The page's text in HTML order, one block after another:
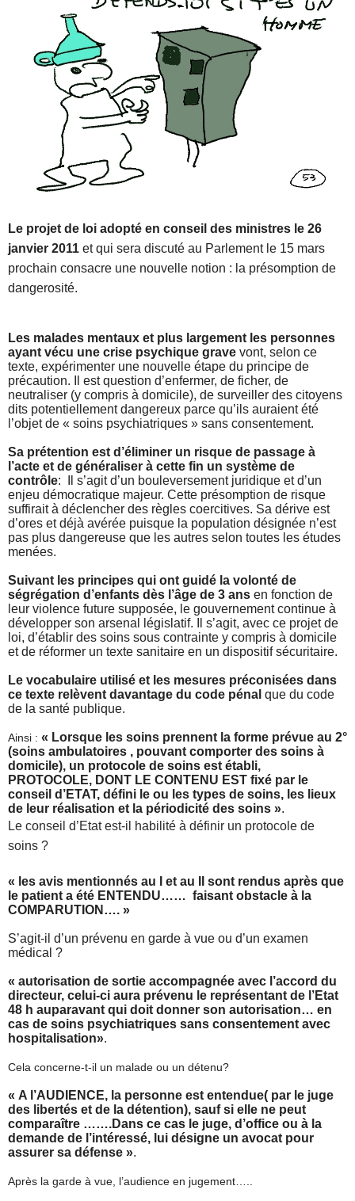
Le projet de loi adopté en conseil des ministres le 26
janvier 2011 et qui sera discuté au Parlement le 15 mars
prochain consacre une nouvelle notion : la présomption de
dangerosité.
Les malades mentaux et plus largement les personnes
ayant vécu une crise psychique grave vont, selon ce
texte, expérimenter une nouvelle étape du principe de
précaution. Il est question d’enfermer, de ficher, de
neutraliser (y compris à domicile), de surveiller des citoyens
dits potentiellement dangereux parce qu’ils auraient été
l’objet de « soins psychiatriques » sans consentement.
Sa prétention est d’éliminer un risque de passage à
l’acte et de généraliser à cette fin un système de
contrôle: Il s’agit d’un bouleversement juridique et d’un
enjeu démocratique majeur. Cette présomption de risque
suffirait à déclencher des règles coercitives. Sa dérive est
d’ores et déjà avérée puisque la population désignée n’est
pas plus dangereuse que les autres selon toutes les études
menées.
Suivant les principes qui ont guidé la volonté de
ségrégation d’enfants dès l’âge de 3 ans en fonction de
leur violence future supposée, le gouvernement continue à
développer son arsenal législatif. Il s’agit, avec ce projet de
loi, d’établir des soins sous contrainte y compris à domicile
et de réformer un texte sanitaire en un dispositif sécuritaire.
Le vocabulaire utilisé et les mesures préconisées dans
ce texte relèvent davantage du code pénal que du code
de la santé publique.
Ainsi : « Lorsque les soins prennent la forme prévue au 2°
(soins ambulatoires , pouvant comporter des soins à
domicile), un protocole de soins est établi,
PROTOCOLE, DONT LE CONTENU EST fixé par le
conseil d’ETAT, défini le ou les types de soins, les lieux
de leur réalisation et la périodicité des soins ».
Le conseil d’Etat est-il habilité à définir un protocole de
soins ?
« les avis mentionnés au I et au II sont rendus après que
le patient a été ENTENDU…… faisant obstacle à la
COMPARUTION…. »
S’agit-il d’un prévenu en garde à vue ou d’un examen
médical ?
« autorisation de sortie accompagnée avec l’accord du
directeur, celui-ci aura prévenu le représentant de l’Etat
48 h auparavant qui doit donner son autorisation… en
cas de soins psychiatriques sans consentement avec
hospitalisation».
Cela concerne-t-il un malade ou un détenu?
« A l’AUDIENCE, la personne est entendue( par le juge
des libertés et de la détention), sauf si elle ne peut
comparaître …….Dans ce cas le juge, d’office ou à la
demande de l’intéressé, lui désigne un avocat pour
assurer sa défense ».
Après la garde à vue, l’audience en jugement…..